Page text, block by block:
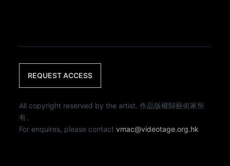
REQUEST ACCESS
All copyright reserved by the artist. 作品版權歸藝術家所
有。
For enquires, please contactvmac@videotage.org.hk